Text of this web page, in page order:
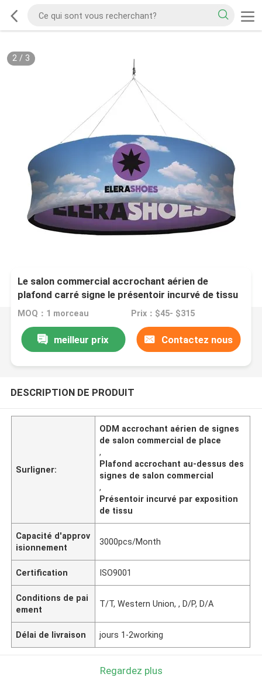
2/ 3
Le salon commercial accrochant aérien de
plafond carré signe le présentoir incurvé de tissu
MOQ：1 morceau Prix：$45- $315
meilleur prix Contactez nous
DESCRIPTION DE PRODUIT
Surligner:
ODM accrochant aérien de signes
de salon commercial de place
,
Plafond accrochant au-dessus des
signes de salon commercial
,
Présentoir incurvé par exposition
de tissu
Capacité d'approv
isionnement
3000pcs/Month
Certification ISO9001
Conditions de pai
ement
T/T, Western Union, , D/P, D/A
Délai de livraison jours 1-2working
Regardez plus